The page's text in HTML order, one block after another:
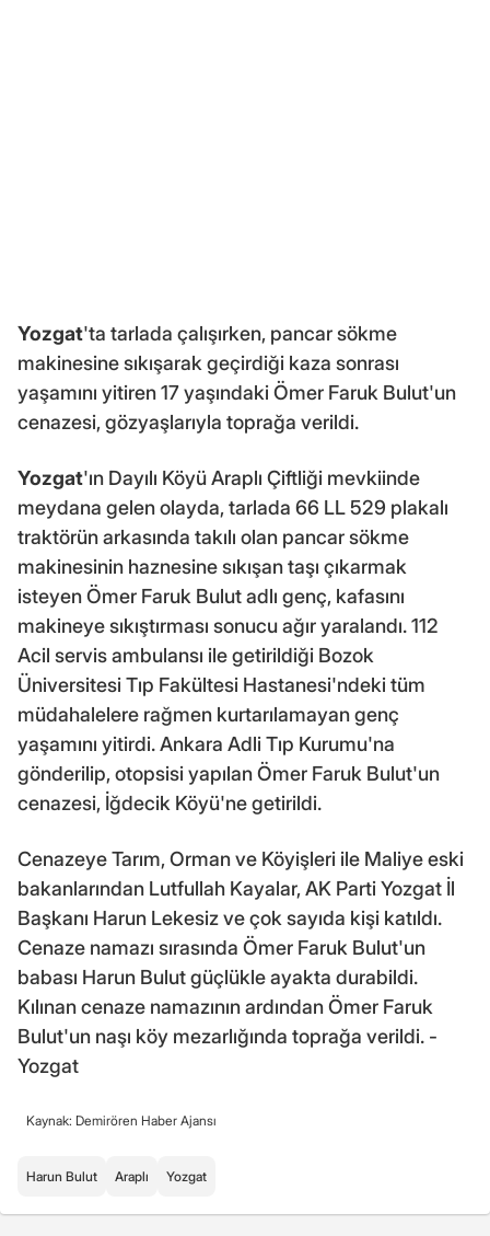
Yozgat'ta tarlada çalışırken, pancar sökme
makinesine sıkışarak geçirdiği kaza sonrası
yaşamını yitiren 17 yaşındaki Ömer Faruk Bulut'un
cenazesi, gözyaşlarıyla toprağa verildi.
Yozgat'ın Dayılı Köyü Araplı Çiftliği mevkiinde
meydana gelen olayda, tarlada 66 LL 529 plakalı
traktörün arkasında takılı olan pancar sökme
makinesinin haznesine sıkışan taşı çıkarmak
isteyen Ömer Faruk Bulut adlı genç, kafasını
makineye sıkıştırması sonucu ağır yaralandı. 112
Acil servis ambulansı ile getirildiği Bozok
Üniversitesi Tıp Fakültesi Hastanesi'ndeki tüm
müdahalelere rağmen kurtarılamayan genç
yaşamını yitirdi. Ankara Adli Tıp Kurumu'na
gönderilip, otopsisi yapılan Ömer Faruk Bulut'un
cenazesi, İğdecik Köyü'ne getirildi.
Cenazeye Tarım, Orman ve Köyişleri ile Maliye eski
bakanlarından Lutfullah Kayalar, AK Parti Yozgat İl
Başkanı Harun Lekesiz ve çok sayıda kişi katıldı.
Cenaze namazı sırasında Ömer Faruk Bulut'un
babası Harun Bulut güçlükle ayakta durabildi.
Kılınan cenaze namazının ardından Ömer Faruk
Bulut'un naşı köy mezarlığında toprağa verildi. -
Yozgat
Kaynak: Demirören Haber Ajansı
Harun Bulut Araplı Yozgat